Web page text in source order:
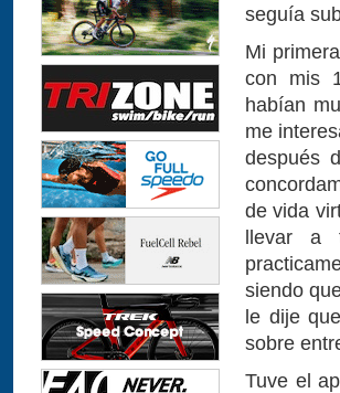
seguía
Mi
con mis
habían
me
después
de vida
llevar a
siendo
le dije
sobre
Tuve el